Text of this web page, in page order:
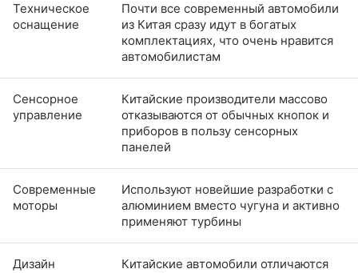
Техническое
оснащение
Почти все современный автомобили
из Китая сразу идут в богатых
комплектациях, что очень нравится
автомобилистам
Сенсорное
управление
Китайские производители массово
отказываются от обычных кнопок и
приборов в пользу сенсорных
панелей
Современные
моторы
Используют новейшие разработки с
алюминием вместо чугуна и активно
применяют турбины
Дизайн
Китайские автомобили отличаются